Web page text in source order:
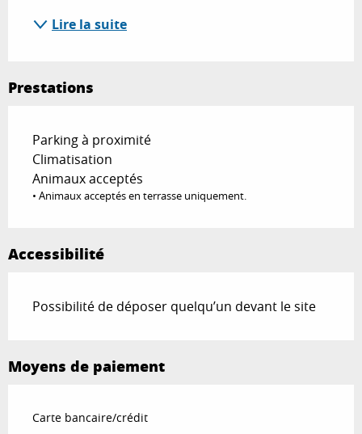
Lire la suite
Prestations
Parking à proximité
Climatisation
Animaux acceptés
• Animaux acceptés en terrasse uniquement.
Accessibilité
Possibilité de déposer quelqu’un devant le site
Moyens de paiement
Carte bancaire/crédit